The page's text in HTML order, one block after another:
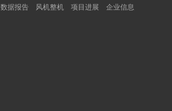
数据报告 风机整机 项目进展 企业信息